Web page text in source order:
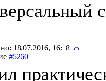
18.07.2016, 16:18
#5260